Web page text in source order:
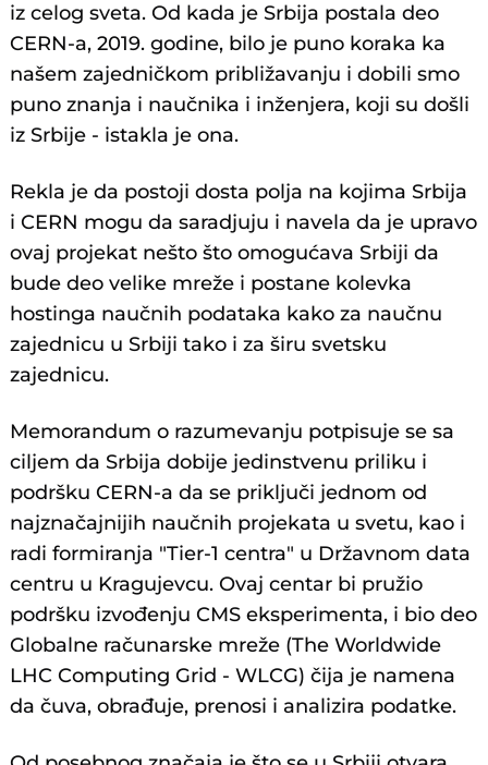
iz celog sveta. Od kada je Srbija postala deo
CERN-a, 2019. godine, bilo je puno koraka ka
našem zajedničkom približavanju i dobili smo
puno znanja i naučnika i inženjera, koji su došli
iz Srbije - istakla je ona.
Rekla je da postoji dosta polja na kojima Srbija
i CERN mogu da saradjuju i navela da je upravo
ovaj projekat nešto što omogućava Srbiji da
bude deo velike mreže i postane kolevka
hostinga naučnih podataka kako za naučnu
zajednicu u Srbiji tako i za širu svetsku
zajednicu.
Memorandum o razumevanju potpisuje se sa
ciljem da Srbija dobije jedinstvenu priliku i
podršku CERN-a da se priključi jednom od
najznačajnijih naučnih projekata u svetu, kao i
radi formiranja "Tier-1 centra" u Državnom data
centru u Kragujevcu. Ovaj centar bi pružio
podršku izvođenju CMS eksperimenta, i bio deo
Globalne računarske mreže (The Worldwide
LHC Computing Grid - WLCG) čija je namena
da čuva, obrađuje, prenosi i analizira podatke.